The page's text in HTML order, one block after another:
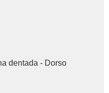
dentada - Dorso